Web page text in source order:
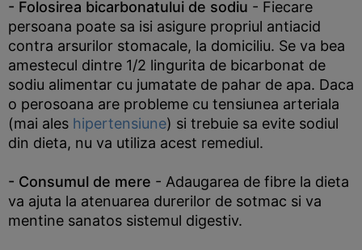
- Folosirea bicarbonatului de sodiu - Fiecare
persoana poate sa isi asigure propriul antiacid
contra arsurilor stomacale, la domiciliu. Se va bea
amestecul dintre 1/2 lingurita de bicarbonat de
sodiu alimentar cu jumatate de pahar de apa. Daca
o perosoana are probleme cu tensiunea arteriala
(mai ales hipertensiune) si trebuie sa evite sodiul
din dieta, nu va utiliza acest remediul.
- Consumul de mere - Adaugarea de fibre la dieta
va ajuta la atenuarea durerilor de sotmac si va
mentine sanatos sistemul digestiv.